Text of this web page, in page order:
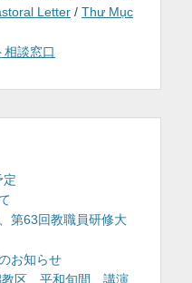
Letter / Thư Mục
相談窓口
定
第63回教職員研修大
お知らせ
教区 平和旬間 講演